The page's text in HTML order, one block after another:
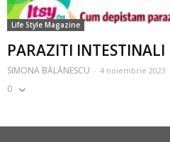
Life Style Magazine
PARAZITI INTESTINALI
SIMONA BĂLĂNESCU - 4 noiembrie 2023
0